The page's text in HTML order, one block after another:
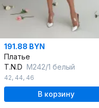
191.88 BYN
Платье
T.N.D М242/1 белый
42, 44, 46
В корзину